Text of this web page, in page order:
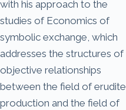
with his approach to the
studies of Economics of
symbolic exchange, which
addresses the structures of
objective relationships
between the field of erudite
production and the field of